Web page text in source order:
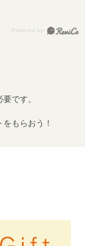
要です。
もらおう！